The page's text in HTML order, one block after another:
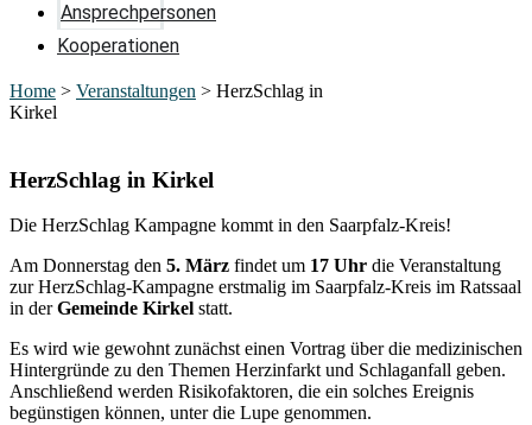
Ansprechpersonen
Kooperationen
Home > Veranstaltungen > HerzSchlag in
Kirkel
HerzSchlag in Kirkel
Die HerzSchlag Kampagne kommt in den Saarpfalz-Kreis!
Am Donnerstag den 5. März findet um 17 Uhr die Veranstaltung
zur HerzSchlag-Kampagne erstmalig im Saarpfalz-Kreis im Ratssaal
in derGemeinde Kirkel statt.
Es wird wie gewohnt zunächst einen Vortrag über die medizinischen
Hintergründe zu den Themen Herzinfarkt und Schlaganfall geben.
Anschließend werden Risikofaktoren, die ein solches Ereignis
begünstigen können, unter die Lupe genommen.